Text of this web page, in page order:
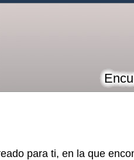
para ti, en la que